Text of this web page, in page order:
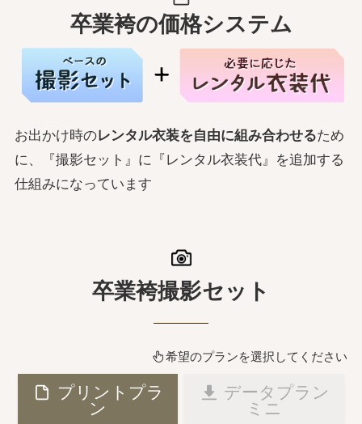
卒業袴の価格システム
お出かけ時のレンタル衣装を自由に組み合わせるため
に、『撮影セット』に『レンタル衣装代』を追加する
仕組みになっています
卒業袴撮影セット
希望のプランを選択してください
プリントプラ
ン
データプラン
ミニ